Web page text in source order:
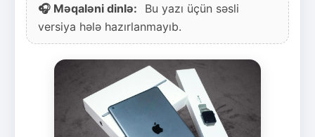
🎧 Məqaləni dinlə:
Bu yazı üçün səsli
versiya hələ hazırlanmayıb.